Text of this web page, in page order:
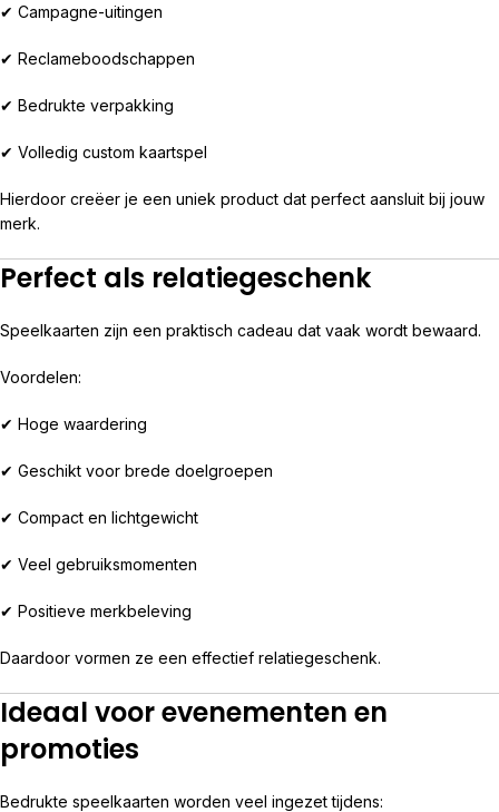
✔ Campagne-uitingen
✔ Reclameboodschappen
✔ Bedrukte verpakking
✔ Volledig custom kaartspel
Hierdoor creëer je een uniek product dat perfect aansluit bij jouw
merk.
Perfect als relatiegeschenk
Speelkaarten zijn een praktisch cadeau dat vaak wordt bewaard.
Voordelen:
✔ Hoge waardering
✔ Geschikt voor brede doelgroepen
✔ Compact en lichtgewicht
✔ Veel gebruiksmomenten
✔ Positieve merkbeleving
Daardoor vormen ze een effectief relatiegeschenk.
Ideaal voor evenementen en
promoties
Bedrukte speelkaarten worden veel ingezet tijdens: